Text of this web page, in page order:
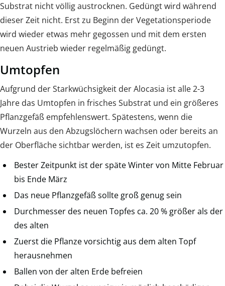
Substrat nicht völlig austrocknen. Gedüngt wird während
dieser Zeit nicht. Erst zu Beginn der Vegetationsperiode
wird wieder etwas mehr gegossen und mit dem ersten
neuen Austrieb wieder regelmäßig gedüngt.
Umtopfen
Aufgrund der Starkwüchsigkeit der Alocasia ist alle 2-3
Jahre das Umtopfen in frisches Substrat und ein größeres
Pflanzgefäß empfehlenswert. Spätestens, wenn die
Wurzeln aus den Abzugslöchern wachsen oder bereits an
der Oberfläche sichtbar werden, ist es Zeit umzutopfen.
Bester Zeitpunkt ist der späte Winter von Mitte Februar
bis Ende März
Das neue Pflanzgefäß sollte groß genug sein
Durchmesser des neuen Topfes ca. 20 % größer als der
des alten
Zuerst die Pflanze vorsichtig aus dem alten Topf
herausnehmen
Ballen von der alten Erde befreien